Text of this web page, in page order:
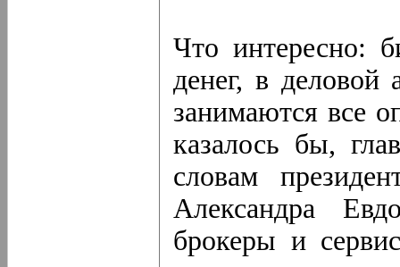
Что интересно:
денег, в
занимаются все
казалось бы,
словам
Александра
брокеры и